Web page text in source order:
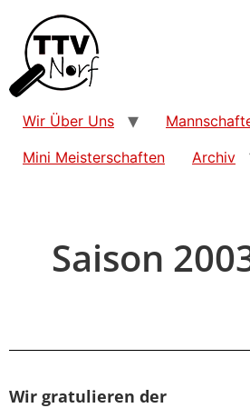
Wir Über Uns
Mini Meisterschaften
Archiv
Saison
Wir gratulieren der